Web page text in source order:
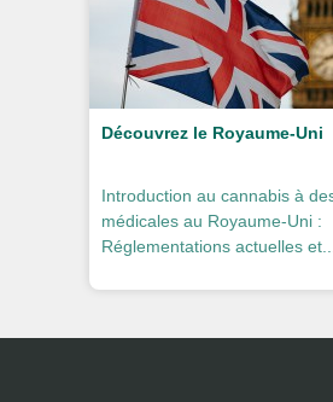
Découvrez le Royaume-Uni
Introduction au cannabis à
médicales au Royaume-Uni :
Réglementations actuelles et...